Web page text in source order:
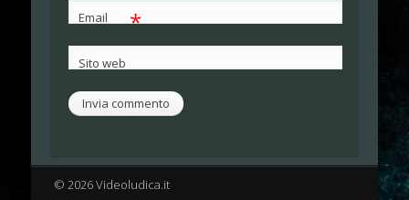
Email *
Sito web
© 2026 Videoludica.it